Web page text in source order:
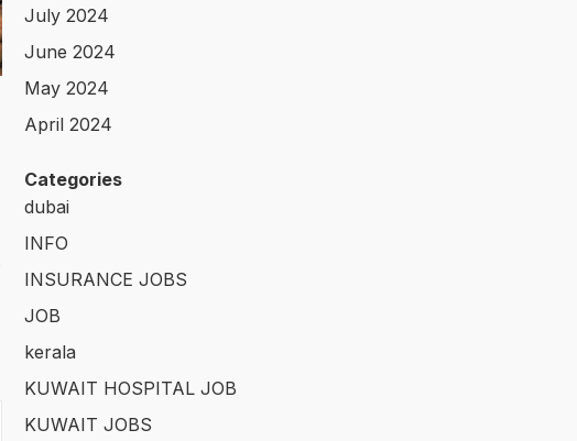
July 2024
June 2024
May 2024
April 2024
Categories
dubai
INFO
INSURANCE JOBS
JOB
kerala
KUWAIT HOSPITAL JOB
KUWAIT JOBS